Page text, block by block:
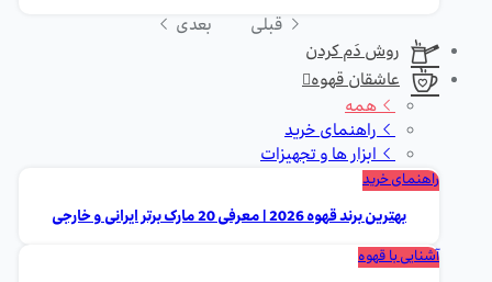
قبلی
بعدی
روش دَم کردن
عاشقان قهوه
همه
راهنمای خرید
ابزار ها و تجهیزات
راهنمای خرید
بهترین برند قهوه 2026 | معرفی 20 مارک برتر ایرانی و خارجی
آشنایی با قهوه